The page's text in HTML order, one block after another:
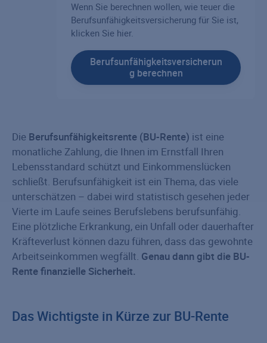
Wenn Sie berechnen wollen, wie teuer die
Berufsunfähigkeitsversicherung für Sie ist,
klicken Sie hier.
Berufsunfähigkeitsversicherun
g berechnen
Die Berufsunfähigkeitsrente (BU-Rente) ist eine
monatliche Zahlung, die Ihnen im Ernstfall Ihren
Lebensstandard schützt und Einkommenslücken
schließt. Berufsunfähigkeit ist ein Thema, das viele
unterschätzen – dabei wird statistisch gesehen jeder
Vierte im Laufe seines Berufslebens berufsunfähig.
Eine plötzliche Erkrankung, ein Unfall oder dauerhafter
Kräfteverlust können dazu führen, dass das gewohnte
Arbeitseinkommen wegfällt. Genau dann gibt die BU-
Rente finanzielle Sicherheit.
Das Wichtigste in Kürze zur BU-Rente